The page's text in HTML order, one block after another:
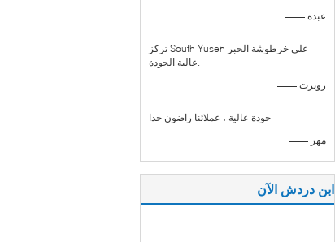
—— عبده
تركز South Yusen على خرطوشة الحبر
عالية الجودة.
—— روبرت
جودة عالية ، عملائنا راضون جدا
—— مهر
ابن دردش الآن